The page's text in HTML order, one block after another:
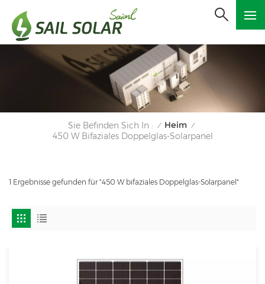
Sie Befinden Sich In : / Heim /
450 W Bifaziales Doppelglas-Solarpanel
1 Ergebnisse gefunden für "450 W bifaziales Doppelglas-Solarpanel"